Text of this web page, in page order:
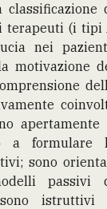
terapeuti (i tipi
nei
motivazione
a formulare
sono
passivi
istruttivi